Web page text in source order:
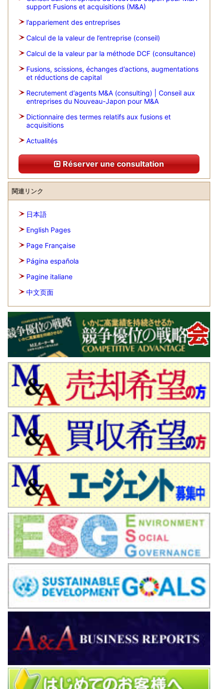
support Fusions et acquisitions (M&A)
l’appariement des entreprises
Calcul de la valeur de l’entreprise (conseil)
Calcul de la valeur par la méthode DCF (consultance)
Fusions, scissions, échanges d’actions, augmentations
et réductions de capital
Recrutement d’agents M&A (consulting) | Conseil aux
entreprises du Nouveau-Japon pour M&A
Dictionnaire des termes relatifs aux fusions et
acquisitions
Actualités
Réserver une consultation
関連リンク
日本語
English Pages
Page Française
Página española
Pagine italiane
中文页面